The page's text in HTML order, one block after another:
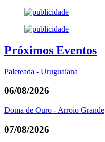
Próximos Eventos
Paleteada - Uruguaiana
06/08/2026
Doma de Ouro - Arroio Grande
07/08/2026